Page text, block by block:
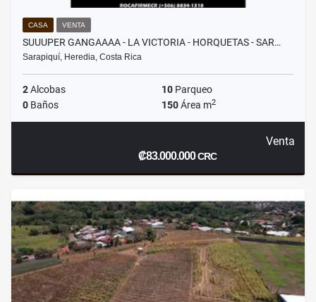
CASA VENTA
SUUUPER GANGAAAA - LA VICTORIA - HORQUETAS - SAR…
Sarapiquí, Heredia, Costa Rica
2Alcobas 10 Parqueo
0 Baños 150Área m2
Venta
₡83.000.000CRC